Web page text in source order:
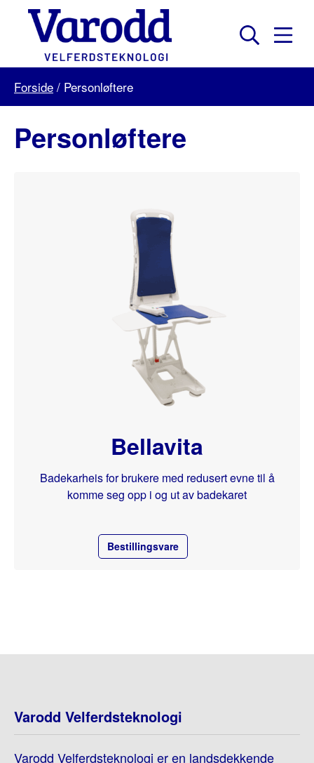
Varodd
Velferdsteknologi
Menu
Forside / Personløftere
Personløftere
Bellavita
Bestillingsvare
Badekarheis for brukere med redusert evne til å
komme seg opp i og ut av badekaret
Varodd Velferdsteknologi
Varodd Velferdsteknologi er en landsdekkende